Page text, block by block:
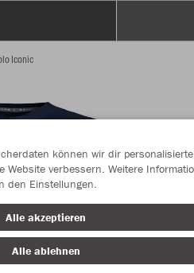
Iconic
können wir dir personalisierte
Website verbessern. Weitere
den Einstellungen.
Alle akzeptieren
Alle ablehnen